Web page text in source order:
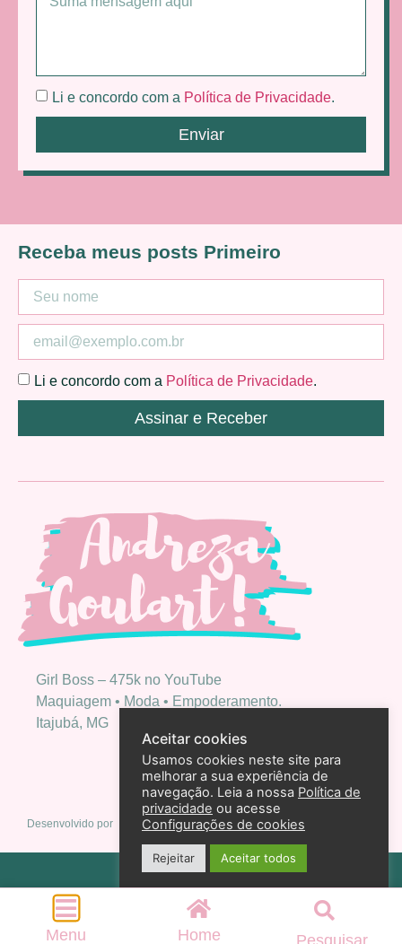
Li e concordo com a Política de Privacidade.
Enviar
Girl Boss – 475k no YouTube
Maquiagem • Moda • Empoderamento.
Itajubá, MG
Receba meus posts Primeiro
Li e concordo com a Política de Privacidade.
Assinar e Receber
Desenvolvido por
Política de privacidade
2026 – Andreza Goulart – Todos os direitos reservados
Aceitar cookies
Usamos cookies neste site para
melhorar a sua experiência de
navegação. Leia a nossa Política de
privacidade ou acesse
Configurações de cookies
Rejeitar Aceitar todos
Menu Home Pesquisar